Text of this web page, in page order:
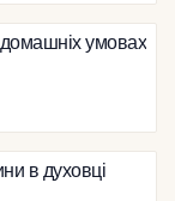
умовах
в духовці